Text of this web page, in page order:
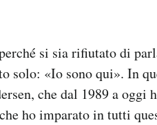
si sia rifiutato di
solo: «Io sono qui». In
che dal 1989 a oggi
ho imparato in tutti